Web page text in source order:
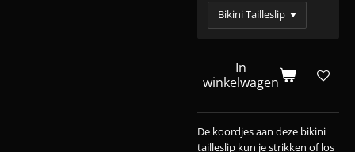
In
winkelwagen
De koordjes aan deze bikini
tailleslip kun je strikken of los